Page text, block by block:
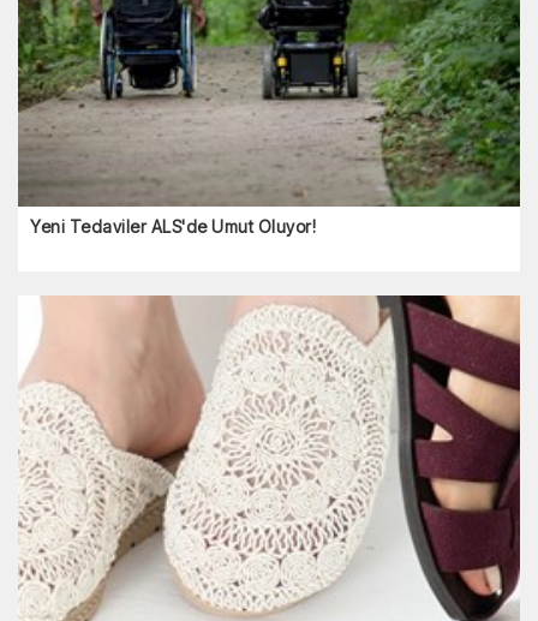
Yeni Tedaviler ALS'de Umut Oluyor!